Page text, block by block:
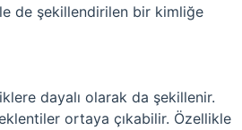
de şekillendirilen bir kimliğe
dayalı olarak da şekillenir.
ortaya çıkabilir. Özellikle